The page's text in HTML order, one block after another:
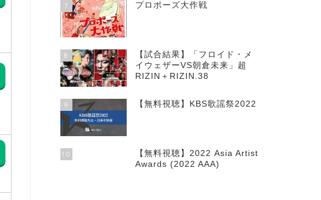
7 プロポーズ大作戦
8
【試合結果】「フロイド・メ
イウェザーVS朝倉未来」超
RIZIN＋RIZIN.38
9 【無料視聴】KBS歌謡祭2022
10
【無料視聴】2022 Asia Artist
Awards (2022 AAA)